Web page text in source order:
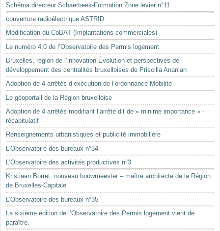
Mots-clés
Renseignements urbanistiques
Schéma directeur Schaerbeek-Formation Zone levier n°11
couverture radioélectrique ASTRID
Modification du CoBAT (Implantations commerciales)
Le numéro 4.0 de l’Observatoire des Permis logement
Bruxelles, région de l’innovation Évolution et perspectives de
développement des centralités bruxelloises de Priscilla Ananian
Adoption de 4 arrêtés d’exécution de l’ordonnance Mobilité
Le géoportail de la Région bruxelloise
Adoption de 4 arrêtés modifiant l’arrêté dit de « minime importance » -
récapitulatif
Renseignements urbanistiques et publicité immobilière
L'Observatoire des bureaux n°34
L’Observatoire des activités productives n°3
Kristiaan Borret, nouveau bouwmeester – maître architecte de la Région
de Bruxelles-Capitale
L’Observatoire des bureaux n°35
La sixième édition de l’Observatoire des Permis logement vient de
paraître.